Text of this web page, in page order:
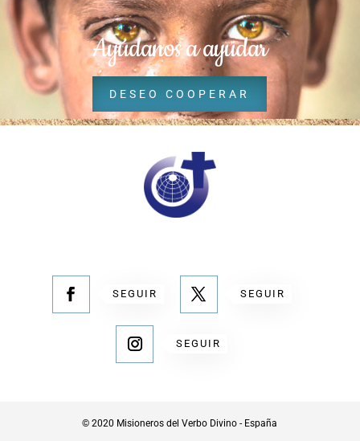
Ayúdanos a ayudar
DESEO COOPERAR
SEGUIR SEGUIR
SEGUIR
© 2020 Misioneros del Verbo Divino - España